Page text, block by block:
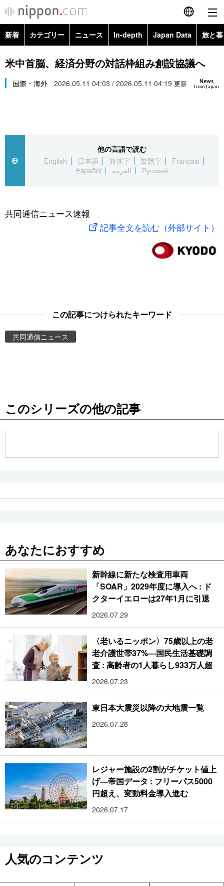
English
简体字
繁體字
العربية
社会
旅と暮らし
東京
新着 カテゴリー ニュース In-depth Japan Data 旅と
政治・外交
経済・ビジネス
社会
文化
科学・技術
暮らし
Topics
Images
お知らせ
米中首脳、経済分野の対話枠組み創設協議へ
News
from Japan
国際・海外 2026.05.11 04:03 / 2026.05.11 04:19 更新
他の言語で読む
English
日本語 简体字 繁體字
Français
Español
العربية Русский
共同通信ニュース速報
記事全文を読む（外部サイト）
この記事につけられたキーワード
共同通信ニュース
このシリーズの他の記事
あなたにおすすめ
新幹線に新たな検査用車両
「SOAR」2029年度に導入へ : ド
クターイエローは27年1月に引退
2026.07.29
〈老いるニッポン〉75歳以上の老
老介護世帯37%―国民生活基礎調
査 : 高齢者の1人暮らし933万人超
2026.07.23
東日本大震災以降の大地震一覧
2026.07.28
レジャー施設の2割がチケット値上
げ―帝国データ : フリーパス5000
円超え、変動料金導入進む
2026.07.17
人気のコンテンツ